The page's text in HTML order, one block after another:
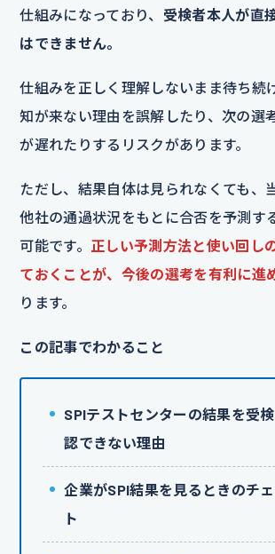
仕組みになっており、 受検者本人が直
はできません。
仕組みを正しく理解しないまま待ち続
知が来ない理由を誤解したり、次の選
が遅れたりするリスクがあります。
ただし、結果自体は見られなくても、
他社の通過状況をもとに合否を予測す
可能です。 正しい予測方法と使い回し
ておくことが、今後の選考を有利に進
ります。
この記事でわかること
SPIテストセンターの結果を受
認できない理由
企業がSPI結果を見るときのチ
ト